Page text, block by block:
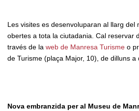
Les visites es desenvoluparan al llarg del
obertes a tota la ciutadania. Cal reservar
través de la web de Manresa Turisme o
de Turisme (plaça Major, 10), de dilluns a
Nova embranzida per al Museu de